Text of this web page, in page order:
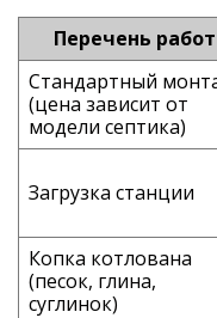
Перечень работ
Стандартный
(цена зависит от
модели септика)
Загрузка станции
Копка котлована
(песок, глина,
суглинок)